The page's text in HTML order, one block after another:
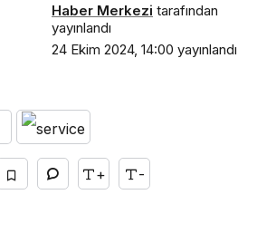
Haber Merkezi tarafından
yayınlandı
24 Ekim 2024, 14:00 yayınlandı
+ -